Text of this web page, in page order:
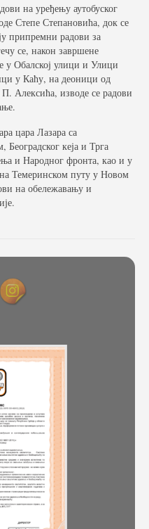
на уређењу аутобуског
Степе Степановића, док се
припремни радови за
се, након завршене
у Обалској улици и Улици
у Каћу, на деоници од
Алексића, изводе се радови
цара Лазара са
кеја и Трга
и Народног фронта, као и у
Темеринском путу у Новом
на обележавању и